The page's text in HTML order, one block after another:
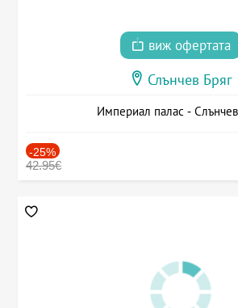
виж офертата
Слънчев Бряг
Империал палас -
-25%
42.95€